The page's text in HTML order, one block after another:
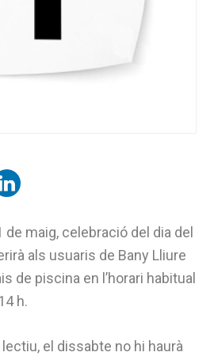
maig, celebració del dia del
als usuaris de Bany Lliure
de piscina en l’horari habitual
h.
el dissabte no hi haurà